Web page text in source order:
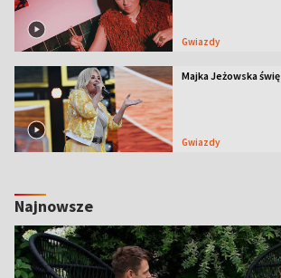
Gwiazdy
Majka Jeżowska
Gwiazdy
Najnowsze